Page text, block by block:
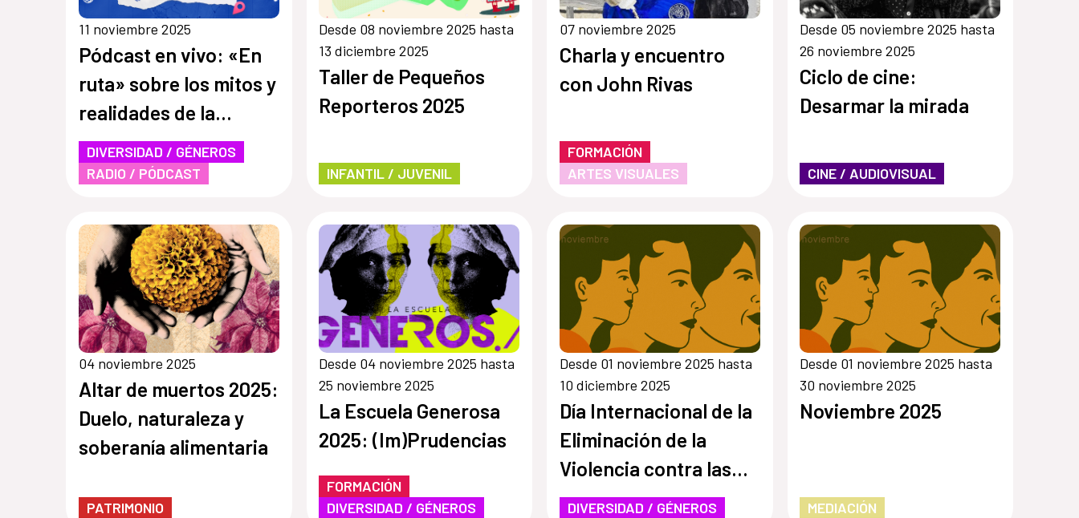
11 noviembre 2025
Pódcast en vivo: «En
ruta» sobre los mitos y
realidades de la
migración femenina
DIVERSIDAD / GÉNEROS
RADIO / PÓDCAST
Desde 08 noviembre 2025 hasta
13 diciembre 2025
Taller de Pequeños
Reporteros 2025
INFANTIL / JUVENIL
07 noviembre 2025
Charla y encuentro
con John Rivas
FORMACIÓN
ARTES VISUALES
Desde 05 noviembre 2025 hasta
26 noviembre 2025
Ciclo de cine:
Desarmar la mirada
CINE / AUDIOVISUAL
04 noviembre 2025
Altar de muertos 2025:
Duelo, naturaleza y
soberanía alimentaria
PATRIMONIO
Desde 04 noviembre 2025 hasta
25 noviembre 2025
La Escuela Generosa
2025: (Im)Prudencias
FORMACIÓN
DIVERSIDAD / GÉNEROS
Desde 01 noviembre 2025 hasta
10 diciembre 2025
Día Internacional de la
Eliminación de la
Violencia contra las
Mujeres: 25N
DIVERSIDAD / GÉNEROS
Desde 01 noviembre 2025 hasta
30 noviembre 2025
Noviembre 2025
MEDIACIÓN